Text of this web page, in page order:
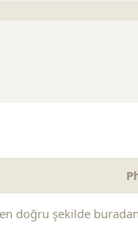
doğru şekilde